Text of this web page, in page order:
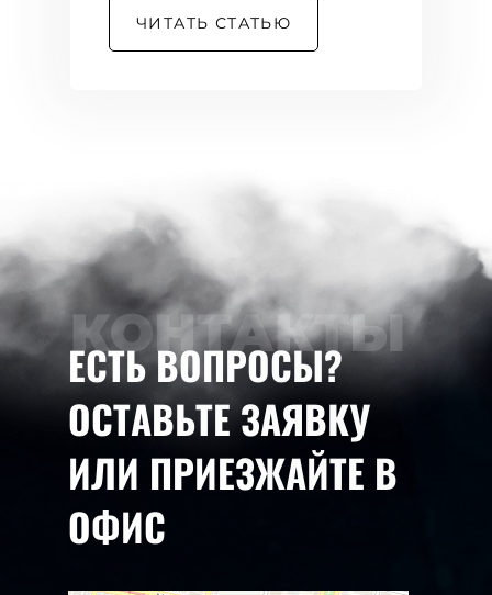
ЧИТАТЬ СТАТЬЮ
ЕСТЬ ВОПРОСЫ?
ОСТАВЬТЕ ЗАЯВКУ
ИЛИ ПРИЕЗЖАЙТЕ В
ОФИС
КОНТАКТЫ